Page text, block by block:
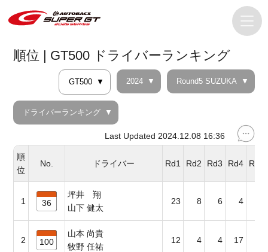
順位 | GT500 ドライバーランキング
GT500 2024 Round5 SUZUKA
ドライバーランキング
Last Updated 2024.12.08 16:36
順
位
No. ドライバー Rd1 Rd2 Rd3 Rd4 Rd5
1 36
坪井 翔
山下 健太
23 8 6 4
2 100
山本 尚貴
牧野 任祐
12 4 4 17